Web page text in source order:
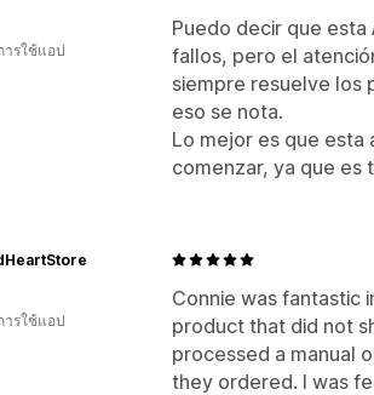
Puedo decir que
fallos, pero el
siempre resuelve los
eso se nota.
Lo mejor es que esta
comenzar, ya que es
ารใช้แอป
Connie was fantastic
product that did not
processed a manual
they ordered. I was
ารใช้แอป